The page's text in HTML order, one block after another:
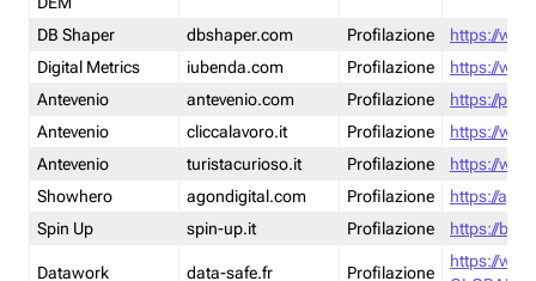
DB Shaper
dbshaper.com Profilazione
https://
Digital Metrics
iubenda.com Profilazione
https://
Antevenio
antevenio.com Profilazione
https://
Antevenio
cliccalavoro.it Profilazione
https://
Antevenio
turistacurioso.it Profilazione
https://
Showhero
agondigital.com Profilazione
https://
Spin Up
spin-up.it Profilazione https://
Datawork data-safe.fr Profilazione
https://